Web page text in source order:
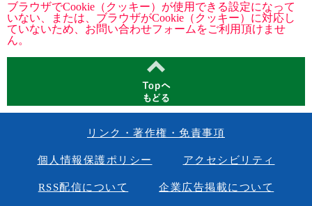
ブラウザでCookie（クッキー）が使用できる設定になって
いない、または、ブラウザがCookie（クッキー）に対応し
ていないため、お問い合わせフォームをご利用頂けませ
ん。
リンク・著作権・免責事項
個人情報保護ポリシー アクセシビリティ
RSS配信について 企業広告掲載について